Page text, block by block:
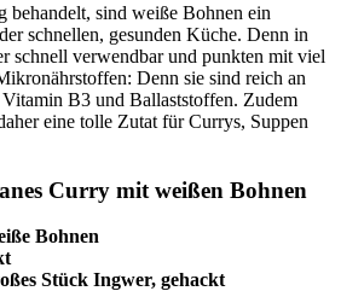
behandelt, sind weiße Bohnen ein
schnellen, gesunden Küche. Denn in
schnell verwendbar und punkten mit viel
Denn sie sind reich an
B3 und Ballaststoffen. Zudem
eine tolle Zutat für Currys, Suppen
Curry mit weißen Bohnen
Bohnen
Stück Ingwer, gehackt